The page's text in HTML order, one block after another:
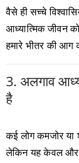
वैसे ही सच्चे
आध्यात्मिक जीवन
हमारे भीतर की आग
3. अलगाव
है
कई लोग कमजोर या
लेकिन यह केवल और